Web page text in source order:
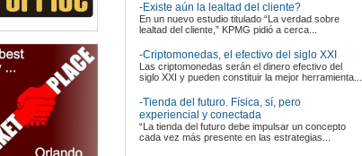
-Existe aún la lealtad del cliente?
En un nuevo estudio titulado “La verdad sobre
lealtad del cliente,” KPMG pidió a cerca...
-Criptomonedas, el efectivo del siglo XXI
Las criptomonedas serán el dinero efectivo del
siglo XXI y pueden constituir la mejor herramienta...
-Tienda del futuro. Física, sí, pero
experiencial y conectada
“La tienda del futuro debe impulsar un concepto
cada vez más presente en las estrategias...